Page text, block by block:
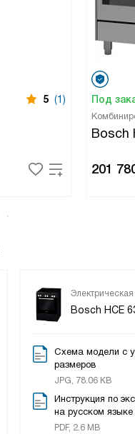
5 (1) Под
Bosch
201
Электрическая
Bosch HCE
Схема модели с
размеров
JPG, 78.06 KB
Инструкция по
на русском языке
PDF, 2.6 MB